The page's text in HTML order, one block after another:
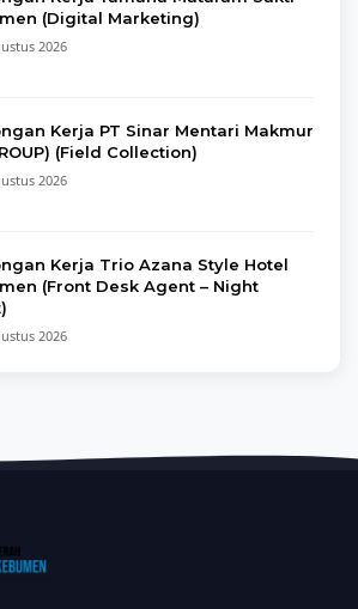
(Digital Marketing)
2026
Kerja PT Sinar Mentari Makmur
(Field Collection)
2026
Kerja Trio Azana Style Hotel
(Front Desk Agent – Night
2026